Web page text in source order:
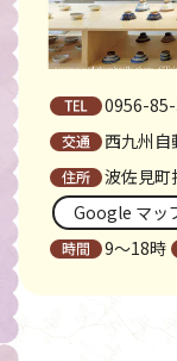
0956-
西九州
波佐見
Google マッ
9～18時